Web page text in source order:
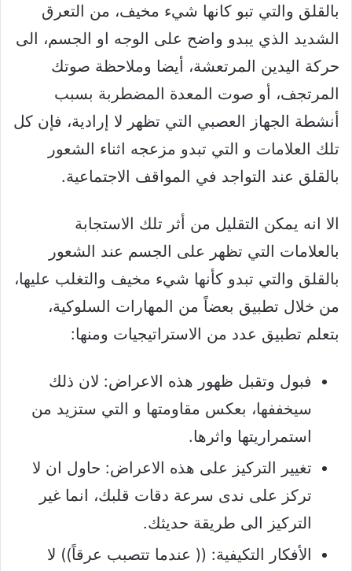
بالقلق والتي تبو كانها شيء مخيف، من التعرق
الشديد الذي يبدو واضح على الوجه او الجسم، الى
حركة اليدين المرتعشة، أيضا وملاحظة صوتك
المرتجف، أو صوت المعدة المضطربة بسبب
أنشطة الجهاز العصبي التي تظهر لا إرادية، فإن كل
تلك العلامات و التي تبدو مزعجه اثناء الشعور
بالقلق عند التواجد في المواقف الاجتماعية.
الا انه يمكن التقليل من أثر تلك الاستجابة
بالعلامات التي تظهر على الجسم عند الشعور
بالقلق والتي تبدو كأنها شيء مخيف والتغلب عليها،
من خلال تطبيق بعضاً من المهارات السلوكية،
بتعلم تطبيق عدد من الاستراتيجيات ومنها:
فبول وتقبل ظهور هذه الاعراض: لان ذلك
سيخففها، بعكس مقاومتها و التي ستزيد من
استمراريتها واثرها.
تغيير التركيز على هذه الاعراض: حاول ان لا
تركز على ندى سرعة دقات قلبك، انما غير
التركيز الى طريقة حديثك.
الأفكار التكيفية: (( عندما تتصبب عرقاً)) لا